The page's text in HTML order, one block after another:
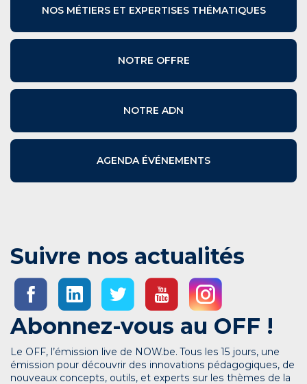
NOS MÉTIERS ET EXPERTISES THÉMATIQUES
NOTRE OFFRE
NOTRE ADN
AGENDA ÉVÉNEMENTS
Suivre nos actualités
Abonnez-vous au OFF !
Le OFF, l’émission live de NOW.be. Tous les 15 jours, une
émission pour découvrir des innovations pédagogiques, de
nouveaux concepts, outils, et experts sur les thèmes de la